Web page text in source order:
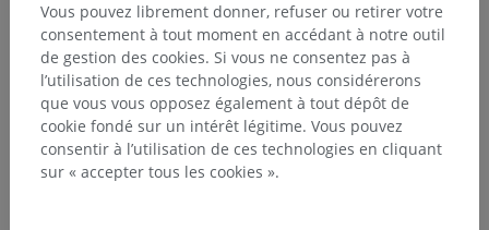
Vous pouvez librement donner, refuser ou retirer votre
consentement à tout moment en accédant à notre outil
de gestion des cookies. Si vous ne consentez pas à
l’utilisation de ces technologies, nous considérerons
que vous vous opposez également à tout dépôt de
cookie fondé sur un intérêt légitime. Vous pouvez
consentir à l’utilisation de ces technologies en cliquant
sur « accepter tous les cookies ».